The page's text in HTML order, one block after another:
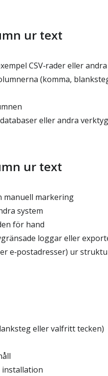
ur text
CSV‑rader eller
(komma,
eller andra verktyg
ur text
manuell markering
system
för hand
loggar eller
e‑postadresser) ur
eller valfritt tecken)
installation